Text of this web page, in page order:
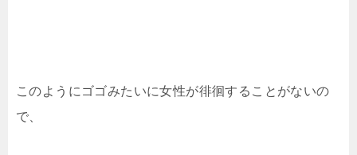
このようにゴゴみたいに女性が徘徊することがないの
で、